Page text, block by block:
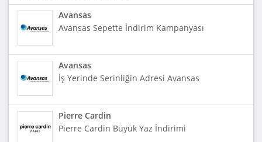
Avansas
Avansas Sepette İndirim Kampanyası
Avansas
İş Yerinde Serinliğin Adresi Avansas
Pierre Cardin
Pierre Cardin Büyük Yaz İndirimi